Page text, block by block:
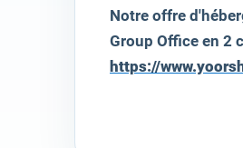
Notre offre
Group Office en 2
https://